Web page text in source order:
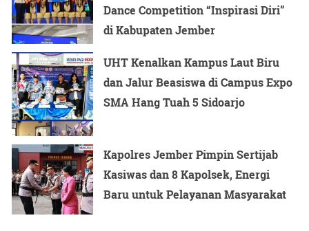
menyampaikan bahwa kegiatan ini menjadi momentum
penting untuk menunjukkan hasil transformasi
pendidikan yang telah dilakukan di Kabupaten Jember.
Menurutnya, pameran ini menampilkan empat karya
pendidikan unggulan yang disesuaikan dengan kondisi
dan potensi daerah Kabupaten Jember, seperti pertanian,
perkebunan, dan kelautan. Selain itu, berbagai inovasi
pembelajaran para guru turut dipamerkan sebagai bentuk
implementasi pendidikan berbasis cinta anak.
Dance Competition “Inspirasi Diri”
di Kabupaten Jember
UHT Kenalkan Kampus Laut Biru
dan Jalur Beasiswa di Campus Expo
SMA Hang Tuah 5 Sidoarjo
Kapolres Jember Pimpin Sertijab
Kasiwas dan 8 Kapolsek, Energi
Baru untuk Pelayanan Masyarakat